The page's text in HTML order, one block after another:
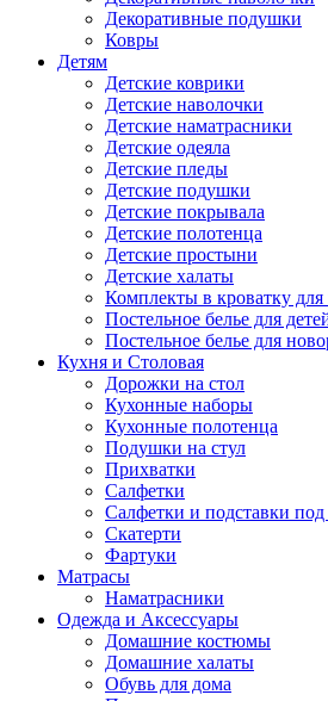
Декоративные подушки
Ковры
Детям
Детские коврики
Детские наволочки
Детские наматрасники
Детские одеяла
Детские пледы
Детские подушки
Детские покрывала
Детские полотенца
Детские простыни
Детские халаты
Комплекты в кроватку
Постельное белье для
Постельное белье для
Кухня и Столовая
Дорожки на стол
Кухонные наборы
Кухонные полотенца
Подушки на стул
Прихватки
Салфетки
Салфетки и подставки под
Скатерти
Фартуки
Матрасы
Наматрасники
Одежда и Аксессуары
Домашние костюмы
Домашние халаты
Обувь для дома